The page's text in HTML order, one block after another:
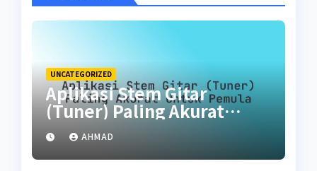
UNCATEGORIZED
Aplikasi Stem Gitar
(Tuner) Paling Akurat
untuk Pemula
AHMAD